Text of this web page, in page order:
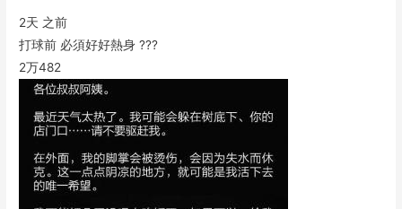
2天 之前
打球前 必須好好熱身 ???
2万482